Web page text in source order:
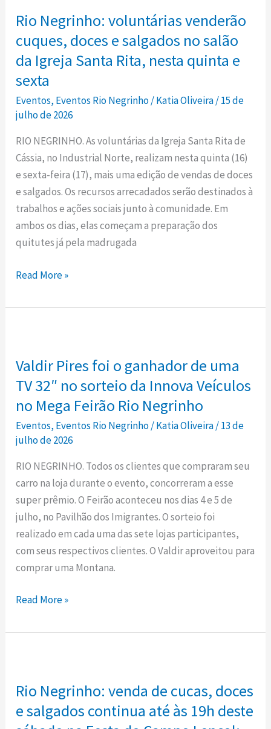
Rio Negrinho: voluntárias venderão
cuques, doces e salgados no salão
da Igreja Santa Rita, nesta quinta e
sexta
Eventos, Eventos Rio Negrinho/Katia Oliveira/15 de
julho de 2026
RIO NEGRINHO. As voluntárias da Igreja Santa Rita de
Cássia, no Industrial Norte, realizam nesta quinta (16)
e sexta-feira (17), mais uma edição de vendas de doces
e salgados. Os recursos arrecadados serão destinados à
trabalhos e ações sociais junto à comunidade. Em
ambos os dias, elas começam a preparação dos
quitutes já pela madrugada
voluntárias
venderão
cuques,
doces
e
salgados
no
salão
da
Igreja
Santa
Rita,
nesta
quinta
sexta
Read More »
Valdir Pires foi o ganhador de uma
TV 32″ no sorteio da Innova Veículos
no Mega Feirão Rio Negrinho
Eventos, Eventos Rio Negrinho/Katia Oliveira/13 de
julho de 2026
RIO NEGRINHO. Todos os clientes que compraram seu
carro na loja durante o evento, concorreram a esse
super prêmio. O Feirão aconteceu nos dias 4 e 5 de
julho, no Pavilhão dos Imigrantes. O sorteio foi
realizado em cada uma das sete lojas participantes,
com seus respectivos clientes. O Valdir aproveitou para
comprar uma Montana.
foi
o
ganhador
de
uma
TV
32″
no
sorteio
da
Innova
Veículos
no
Feirão
Negrinho
Read More »
Rio Negrinho: venda de cucas, doces
e salgados continua até às 19h deste
venda
de
cucas,